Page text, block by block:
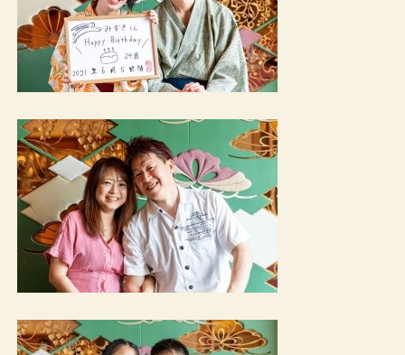
ご宿泊予約
RESERVATION
宿泊日
泊数
室 名